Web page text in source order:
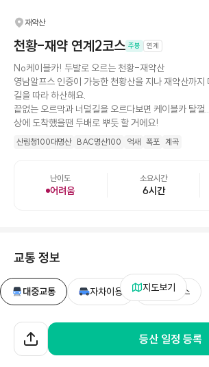
재약산
천황-재약 연계2코스 주봉 연계
No케이블카! 두발로 오르는 천황-재약산
영남알프스 인증이 가능한 천황산을 지나 재약산까지
길을 따라 하산해요.
끝없는 오르막과 너덜길을 오르다보면 케이블카 탈껄
상에 도착했을땐 두배로 뿌듯 할 거에요!
산림청100대명산 BAC명산100 억새 폭포 계곡
난이도
어려움
소요시간
6시간
교통 정보
대중교통 자차이용 안내버스
표충사
경상남도 밀양시 단장면 구천리 25-1 복사
지도보기
등산 일정 등록